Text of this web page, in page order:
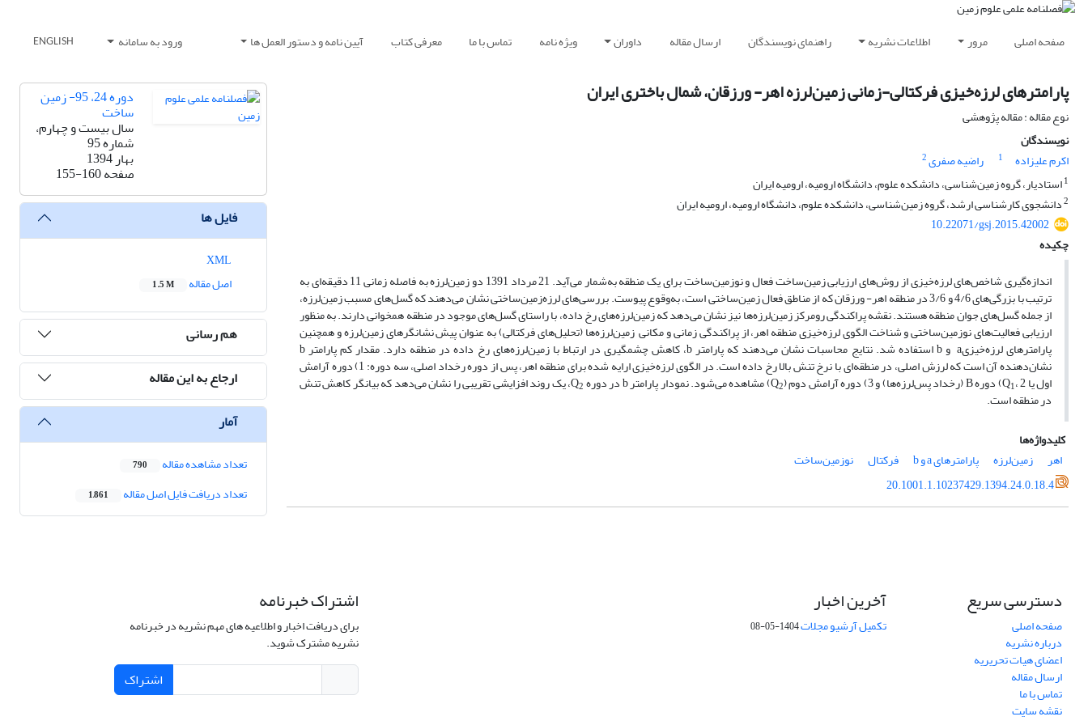
صفحه اصلی مرور اطلاعات نشریه راهنمای نویسندگان ارسال مقاله داوران ویژه نامه تماس با ما معرفی کتاب آیین نامه و دستور العمل ها ورود به سامانه ENGLISH
پارامترهای لرزه‌خیزی فرکتالی-زمانی زمین‌لرزه اهر- ورزقان، شمال باختری ایران
نوع مقاله : مقاله پژوهشی
نویسندگان
اکرم علیزاده
1 راضیه صفری2
1استادیار، گروه زمین‌شناسی، دانشکده علوم، دانشگاه ارومیه، ارومیه ایران
2دانشجوی کارشناسی ارشد، گروه زمین‌شناسی، دانشکده علوم، دانشگاه ارومیه، ارومیه ایران
10.22071/gsj.2015.42002
چکیده
اندازه‌گیری شاخص‌های لرزه‌خیزی از روش‌های ارزیابی زمین‌ساخت فعال و نوزمین‌ساخت برای یک منطقه به‌شمار می‌آید. 21 مرداد 1391 دو زمین‌لرزه به فاصله زمانی 11 دقیقه‌ای به
ترتیب با بزرگی‌های 4/6 و 3/6 در منطقه اهر- ورزقان که از مناطق فعال زمین‌ساختی است، به‌وقوع پیوست. بررسی‌های لرزه‌زمین‌ساختی نشان می‌دهند که گسل‌های مسبب زمین‌لرزه،
از جمله گسل‌های جوان منطقه هستند. نقشه پراکندگی رومرکز زمین‌لرزه‌ها نیز نشان می‌دهد که زمین‌لرزه‌های رخ داده، با راستای گسل‌های موجود در منطقه همخوانی دارند. به منظور
ارزیابی فعالیت‌های نوزمین‌ساختی و شناخت الگوی لرزه‌خیزی منطقه اهر، از پراکندگی زمانی و مکانی زمین‌لرزه‌ها (تحلیل‌های فرکتالی) به عنوان پیش نشانگرهای زمین‌لرزه و همچنین
پارامترهای لرزه‌خیزیa و b استفاده شد. نتایج محاسبات نشان می‌دهند که پارامتر b، کاهش چشمگیری در ارتباط با زمین‌لرزه‌های رخ داده در منطقه دارد. مقدار کم پارامتر b
نشان‌دهنده آن است که لرزش اصلی، در منطقه‌ای با نرخ تنش بالا رخ داده است. در الگوی لرزه‌خیزی ارایه شده برای منطقه اهر، پس از دوره رخداد اصلی، سه دوره: 1) دوره آرامش
اول یا Q 1، 2) دوره B (رخداد پس‌لرزه‌ها) و 3) دوره آرامش دوم (Q 2 ) مشاهده می‌شود. نمودار پارامتر b در دوره Q 2 ، یک روند افزایشی تقریبی را نشان می‌دهد که بیانگر کاهش تنش
در منطقه است.
کلیدواژه‌ها
اهر
زمین‌لرزه پارامترهای a و b فرکتال
نوزمین‌ساخت
20.1001.1.10237429.1394.24.0.18.4
دوره 24، 95- زمین
ساخت
سال بیست و چهارم،
شماره 95
بهار 1394
صفحه155-160
فایل ها
اصل مقاله
1.5 M
هم رسانی
ارجاع به این مقاله
آمار
تعداد مشاهده مقاله 790
تعداد دریافت فایل اصل مقاله 1,861
دسترسی سریع
صفحه اصلی
درباره نشریه
اعضای هیات تحریریه
ارسال مقاله
تماس با ما
نقشه سایت
آخرین اخبار
تکمیل آرشیو مجلات1404-05-08
اشتراک خبرنامه
برای دریافت اخبار و اطلاعیه های مهم نشریه در خبرنامه
نشریه مشترک شوید.
اشتراک